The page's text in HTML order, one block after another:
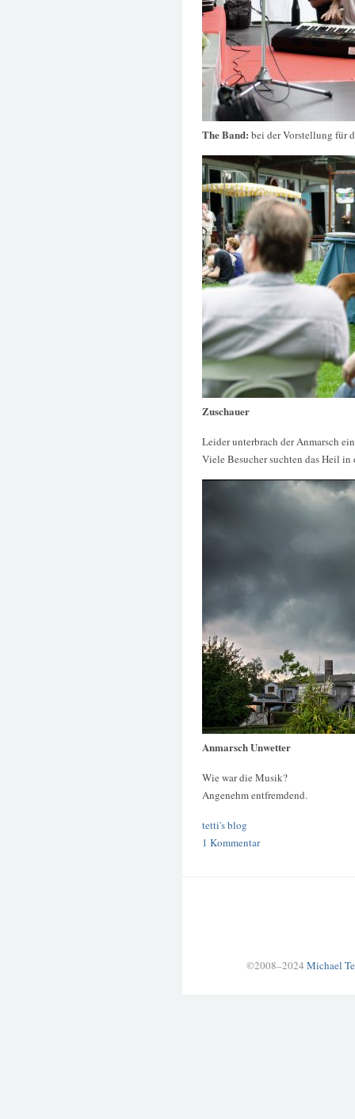
The Band: bei der Vorstellung für
Zuschauer
Leider unterbrach der Anmarsch
Viele Besucher suchten das Heil
Anmarsch Unwetter
Wie war die Musik?
Angenehm entfremdend.
tetti's blog
1 Kommentar
©2008–2024 Michael